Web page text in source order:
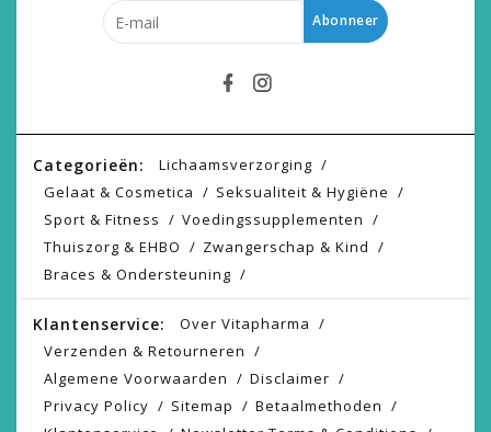
Abonneer
Categorieën:
Lichaamsverzorging
Gelaat & Cosmetica
Seksualiteit & Hygiëne
Sport & Fitness
Voedingssupplementen
Thuiszorg & EHBO
Zwangerschap & Kind
Braces & Ondersteuning
Klantenservice:
Over Vitapharma
Verzenden & Retourneren
Algemene Voorwaarden
Disclaimer
Privacy Policy
Sitemap
Betaalmethoden